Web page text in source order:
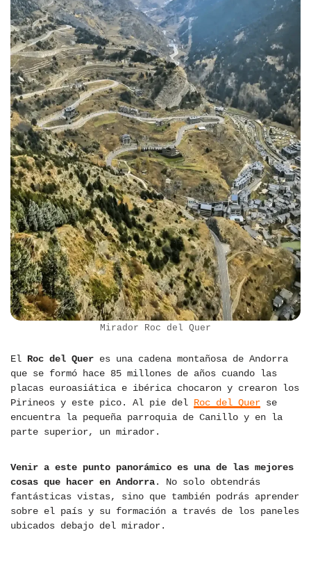
Mirador Roc del Quer
El Roc del Quer es una cadena montañosa de Andorra
que se formó hace 85 millones de años cuando las
placas euroasiática e ibérica chocaron y crearon los
Pirineos y este pico. Al pie del Roc del Quer se
encuentra la pequeña parroquia de Canillo y en la
parte superior, un mirador.
Venir a este punto panorámico es una de las mejores
cosas que hacer en Andorra. No solo obtendrás
fantásticas vistas, sino que también podrás aprender
sobre el país y su formación a través de los paneles
ubicados debajo del mirador.